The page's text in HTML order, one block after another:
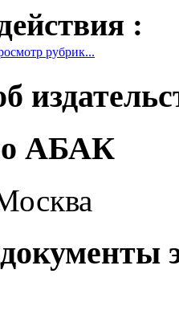
:
рубрик...
АБАК